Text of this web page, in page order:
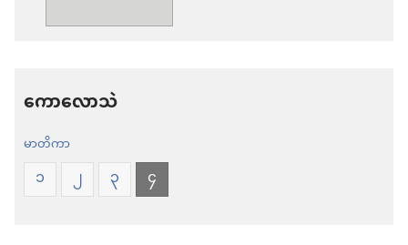
ကောလောသဲ
မာတိကာ
၁ ၂ ၃ ၄